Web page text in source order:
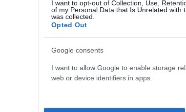
I want to opt-out of Collection, Use,
of my Personal Data that Is Unrelated with
was collected.
Opted Out
Google consents
I want to allow Google to enable storage
web or device identifiers in apps.